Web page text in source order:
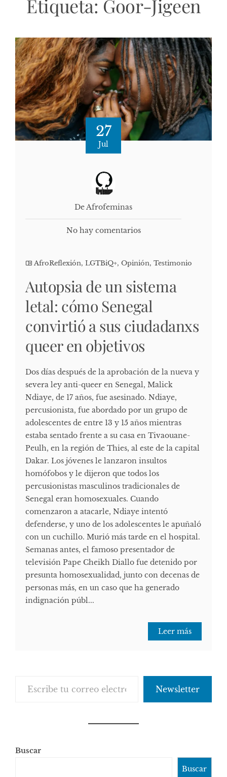
Etiqueta: Goor-Jigeen
27
Jul
De Afrofeminas
No hay comentarios
AfroReflexión, LGTBiQ+, Opinión, Testimonio
Autopsia de un sistema
letal: cómo Senegal
convirtió a sus ciudadanxs
queer en objetivos
Dos días después de la aprobación de la nueva y
severa ley anti-queer en Senegal, Malick
Ndiaye, de 17 años, fue asesinado. Ndiaye,
percusionista, fue abordado por un grupo de
adolescentes de entre 13 y 15 años mientras
estaba sentado frente a su casa en Tivaouane-
Peulh, en la región de Thies, al este de la capital
Dakar. Los jóvenes le lanzaron insultos
homófobos y le dijeron que todos los
percusionistas masculinos tradicionales de
Senegal eran homosexuales. Cuando
comenzaron a atacarle, Ndiaye intentó
defenderse, y uno de los adolescentes le apuñaló
con un cuchillo. Murió más tarde en el hospital.
Semanas antes, el famoso presentador de
televisión Pape Cheikh Diallo fue detenido por
presunta homosexualidad, junto con decenas de
personas más, en un caso que ha generado
indignación públ...
Leer más
Newsletter
Buscar
Buscar